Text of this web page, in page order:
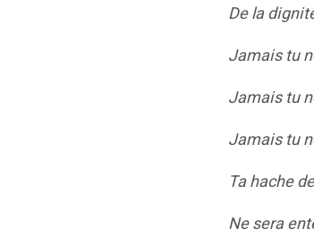
De la
Jamais tu
Jamais tu
Jamais tu
Ta hache
Ne sera